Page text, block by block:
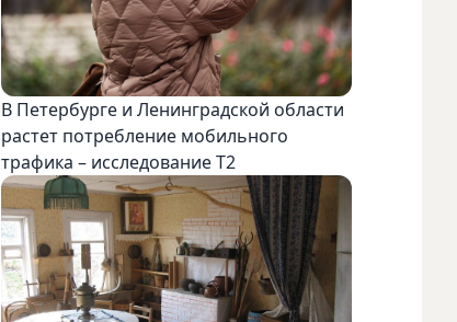
В Петербурге и Ленинградской области
растет потребление мобильного
трафика – исследование T2